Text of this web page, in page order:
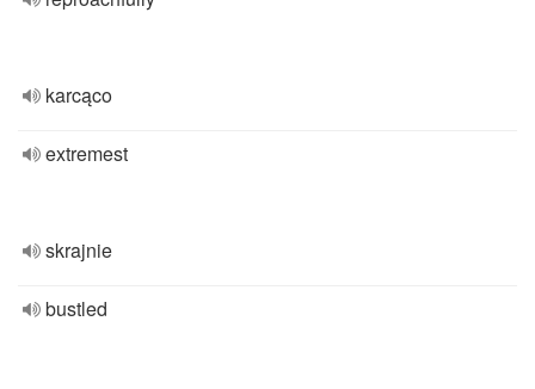
karcąco
extremest
skrajnie
bustled